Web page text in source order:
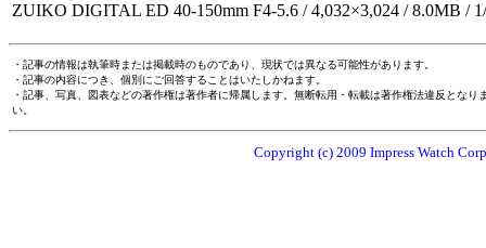
ZUIKO DIGITAL ED 40-150mm F4-5.6 / 4,032×3,024 / 8.0MB /
・記事の情報は執筆時または掲載時のものであり、現状では異なる可能性があります。
・記事の内容につき、個別にご回答することはいたしかねます。
・記事、写真、図表などの著作権は著作者に帰属します。無断転用・転載は著作権法違反とな
い。
Copyright (c) 2009 Impress Watch